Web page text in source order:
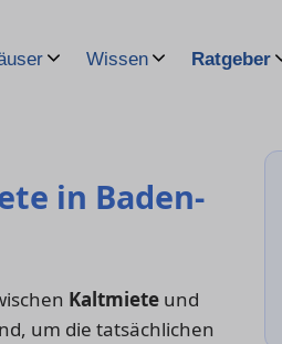
Wissen Ratgeber
in Baden-
Kaltmiete und
um die tatsächlichen